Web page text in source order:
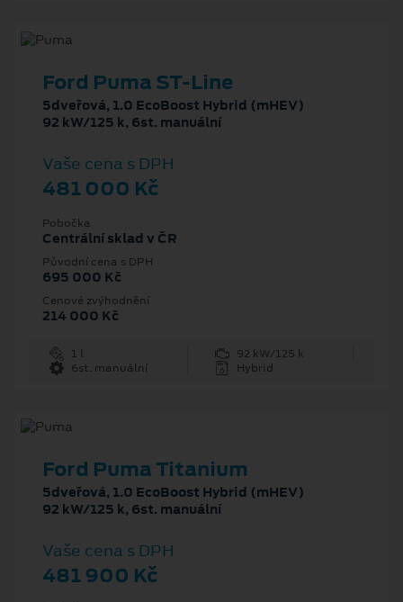
Ford Puma ST-Line
5dveřová, 1.0 EcoBoost Hybrid (mHEV)
92 kW/125 k, 6st. manuální
Vaše cena s DPH
481 000 Kč
Pobočka
Centrální sklad v ČR
Původní cena s DPH
695 000 Kč
Cenové zvýhodnění
214 000 Kč
1 l
92 kW/125 k
6st. manuální
Hybrid
Ford Puma Titanium
5dveřová, 1.0 EcoBoost Hybrid (mHEV)
92 kW/125 k, 6st. manuální
Vaše cena s DPH
481 900 Kč